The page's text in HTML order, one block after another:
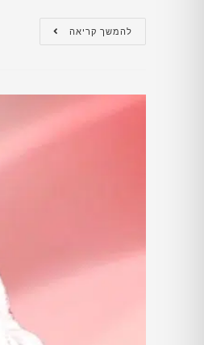
להמשך קריאה